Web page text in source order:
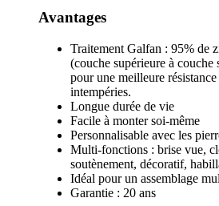
Avantages
Traitement Galfan : 95% de
(couche supérieure à
pour une meilleure
intempéries.
Longue durée de vie
Facile à monter soi-même
Personnalisable avec les
Multi-fonctions : brise vue,
soutènement, décoratif,
Idéal pour un assemblage
Garantie : 20 ans